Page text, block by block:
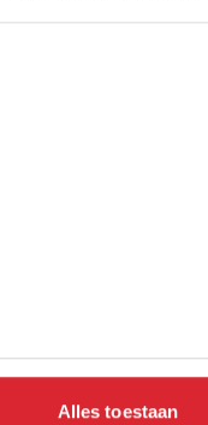
Alles toestaan
review